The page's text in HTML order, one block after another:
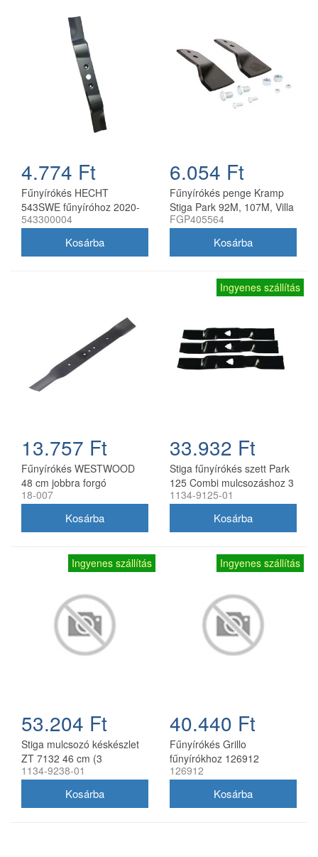
4.774 Ft
Fűnyírókés HECHT
543SWE fűnyíróhoz 2020-
21
543300004
6.054 Ft
Fűnyírókés penge Kramp
Stiga Park 92M, 107M, Villa
92M, 107M 170 mm
FGP405564
13.757 Ft
Fűnyírókés WESTWOOD
48 cm jobbra forgó
18-007
Ingyenes szállítás
33.932 Ft
Stiga fűnyírókés szett Park
125 Combi mulcsozáshoz 3
db
1134-9125-01
Ingyenes szállítás
53.204 Ft
Stiga mulcsozó késkészlet
ZT 7132 46 cm (3
db/csomag) 1134-9238-01
1134-9238-01
Ingyenes szállítás
40.440 Ft
Fűnyírókés Grillo
fűnyírókhoz 126912
126912